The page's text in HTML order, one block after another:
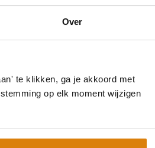
Over
te klikken, ga je akkoord met
op elk moment wijzigen
naar keiharde
praten.
Dat is een misverstand dat
beschikbaar die